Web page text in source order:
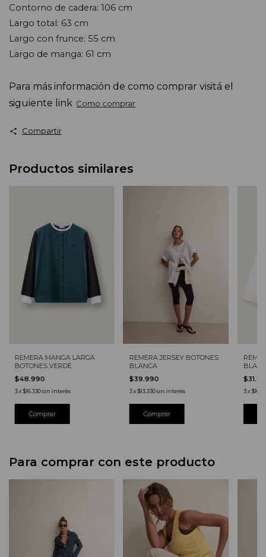
Contorno de cadera: 106 cm
Largo total: 63 cm
Largo con frunce: 55 cm
Largo de manga: 61 cm
Para más información de como comprar visitá el
siguiente link Como comprar
Compartir
Productos similares
REMERA MANGA LARGA
BOTONES VERDE
$48.990
3x$16.330sin interés
REMERA JERSEY BOTONES
BLANCA
$39.990
3 x$13.330sin interés 3x
Para comprar con este producto